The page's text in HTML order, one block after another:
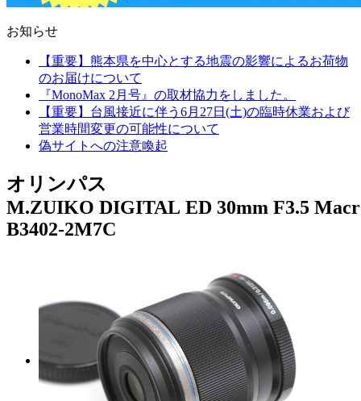
お知らせ
【重要】熊本県を中心とする地震の影響によるお荷物
のお届けについて
『MonoMax 2月号』の取材協力をしました。
【重要】台風接近に伴う6月27日(土)の臨時休業および
営業時間変更の可能性について
偽サイトへの注意喚起
オリンパス
M.ZUIKO DIGITAL ED 30mm F3.5
B3402-2M7C